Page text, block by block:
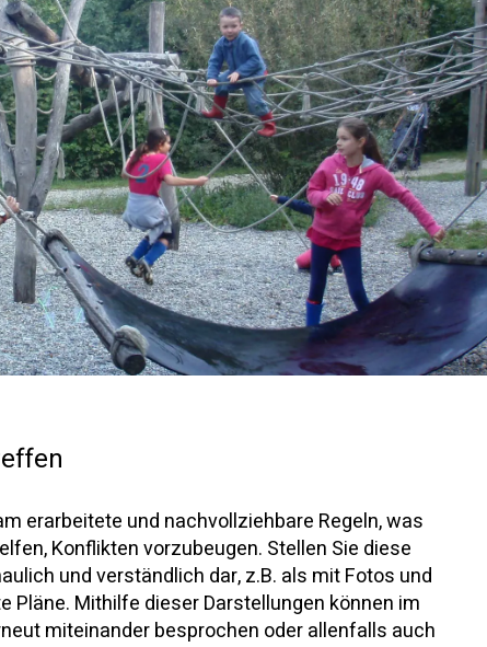
erarbeitete und nachvollziehbare Regeln, was
Konflikten vorzubeugen. Stellen Sie diese
und verständlich dar, z.B. als mit Fotos und
Pläne. Mithilfe dieser Darstellungen können im
miteinander besprochen oder allenfalls auch